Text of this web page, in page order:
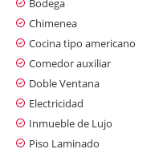
Bodega
Chimenea
Cocina tipo americano
Comedor auxiliar
Doble Ventana
Electricidad
Inmueble de Lujo
Piso Laminado